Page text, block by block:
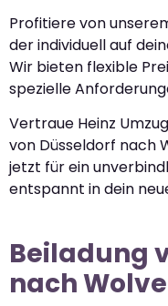
Profitiere von
der individuell auf
Wir bieten flexible
spezielle
Vertraue Heinz
von Düsseldorf nach
jetzt für ein
entspannt in dein
Beiladung
nach